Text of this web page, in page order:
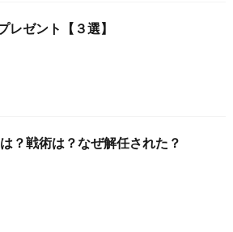
レゼント【３選】
？戦術は？なぜ解任された？